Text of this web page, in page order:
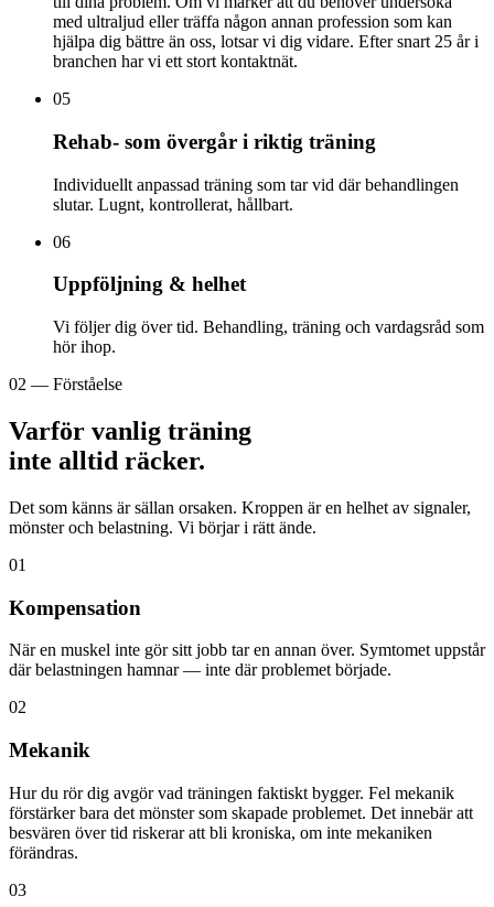
med ultraljud eller träffa någon annan profession som kan
hjälpa dig bättre än oss, lotsar vi dig vidare. Efter snart 25 år i
branchen har vi ett stort kontaktnät.
05
Rehab- som övergår i riktig träning
Individuellt anpassad träning som tar vid där behandlingen
slutar. Lugnt, kontrollerat, hållbart.
06
Uppföljning & helhet
Vi följer dig över tid. Behandling, träning och vardagsråd som
hör ihop.
02 — Förståelse
Varför vanlig träning
inte alltid räcker.
Det som känns är sällan orsaken. Kroppen är en helhet av signaler,
mönster och belastning. Vi börjar i rätt ände.
01
Kompensation
När en muskel inte gör sitt jobb tar en annan över. Symtomet uppstår
där belastningen hamnar — inte där problemet började.
02
Mekanik
Hur du rör dig avgör vad träningen faktiskt bygger. Fel mekanik
förstärker bara det mönster som skapade problemet. Det innebär att
besvären över tid riskerar att bli kroniska, om inte mekaniken
förändras.
03